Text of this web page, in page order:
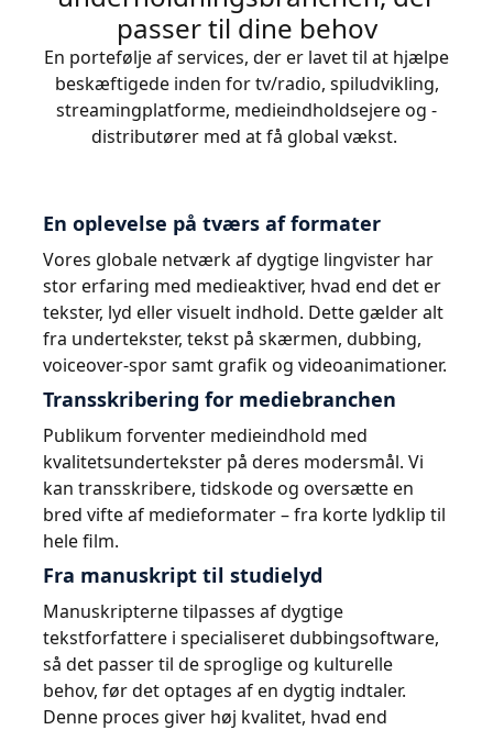
passer til dine behov
En portefølje af services, der er lavet til at hjælpe
beskæftigede inden for tv/radio, spiludvikling,
streamingplatforme, medieindholdsejere og -
distributører med at få global vækst.
En oplevelse på tværs af formater
Vores globale netværk af dygtige lingvister har
stor erfaring med medieaktiver, hvad end det er
tekster, lyd eller visuelt indhold. Dette gælder alt
fra undertekster, tekst på skærmen, dubbing,
voiceover-spor samt grafik og videoanimationer.
Transskribering for mediebranchen
Publikum forventer medieindhold med
kvalitetsundertekster på deres modersmål. Vi
kan transskribere, tidskode og oversætte en
bred vifte af medieformater – fra korte lydklip til
hele film.
Fra manuskript til studielyd
Manuskripterne tilpasses af dygtige
tekstforfattere i specialiseret dubbingsoftware,
så det passer til de sproglige og kulturelle
behov, før det optages af en dygtig indtaler.
Denne proces giver høj kvalitet, hvad end